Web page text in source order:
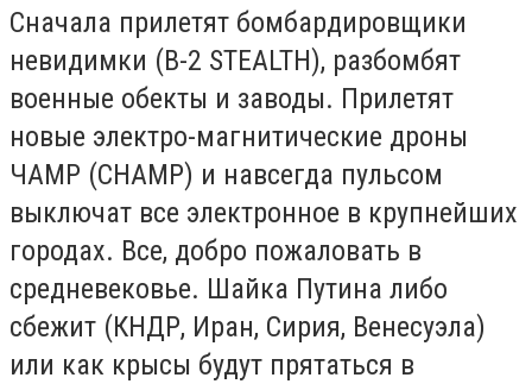
Сначала прилетят бомбардировщики
невидимки (B-2 STEALTH), разбомбят
военные обекты и заводы. Прилетят
новые электро-магнитические дроны
ЧАМР (CHAMP) и навсегда пульсом
выключат все электронное в крупнейших
городах. Все, добро пожаловать в
средневековье. Шайка Путина либо
сбежит (КНДР, Иран, Сирия, Венесуэла)
или как крысы будут прятаться в